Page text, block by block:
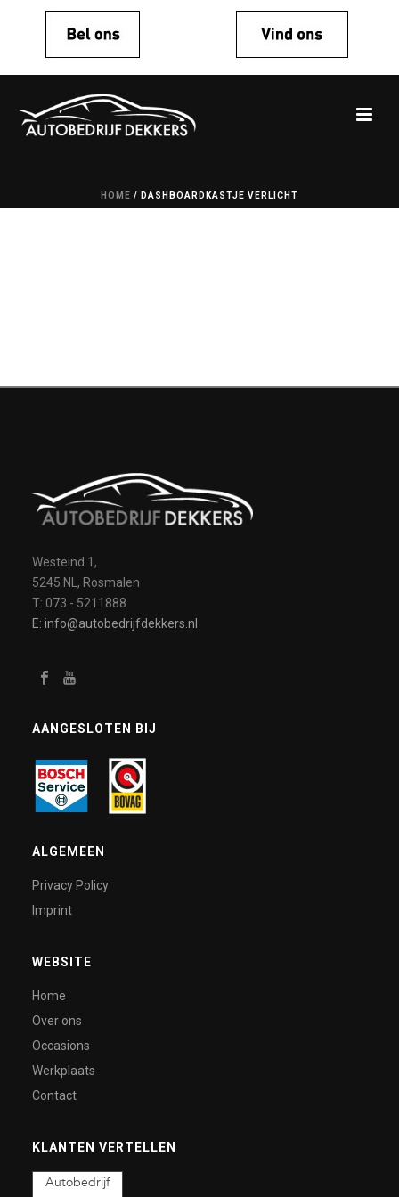
HOME / DASHBOARDKASTJE VERLICHT
Westeind 1,
5245 NL, Rosmalen
T: 073 - 5211888
E: info@autobedrijfdekkers.nl
AANGESLOTEN BIJ
ALGEMEEN
Privacy Policy
Imprint
WEBSITE
Home
Over ons
Occasions
Werkplaats
Contact
KLANTEN VERTELLEN
Autobedrijf